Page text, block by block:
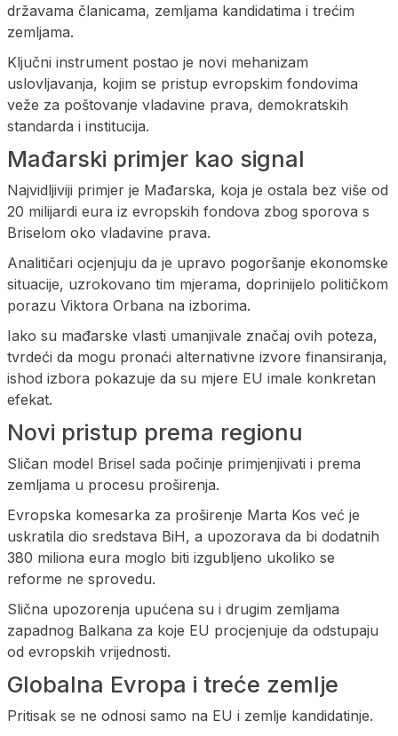
državama članicama, zemljama kandidatima i trećim
zemljama.
Ključni instrument postao je novi mehanizam
uslovljavanja, kojim se pristup evropskim fondovima
veže za poštovanje vladavine prava, demokratskih
standarda i institucija.
Mađarski primjer kao signal
Najvidljiviji primjer je Mađarska, koja je ostala bez više od
20 milijardi eura iz evropskih fondova zbog sporova s
Briselom oko vladavine prava.
Analitičari ocjenjuju da je upravo pogoršanje ekonomske
situacije, uzrokovano tim mjerama, doprinijelo političkom
porazu Viktora Orbana na izborima.
Iako su mađarske vlasti umanjivale značaj ovih poteza,
tvrdeći da mogu pronaći alternativne izvore finansiranja,
ishod izbora pokazuje da su mjere EU imale konkretan
efekat.
Novi pristup prema regionu
Sličan model Brisel sada počinje primjenjivati i prema
zemljama u procesu proširenja.
Evropska komesarka za proširenje Marta Kos već je
uskratila dio sredstava BiH, a upozorava da bi dodatnih
380 miliona eura moglo biti izgubljeno ukoliko se
reforme ne sprovedu.
Slična upozorenja upućena su i drugim zemljama
zapadnog Balkana za koje EU procjenjuje da odstupaju
od evropskih vrijednosti.
Globalna Evropa i treće zemlje
Pritisak se ne odnosi samo na EU i zemlje kandidatinje.